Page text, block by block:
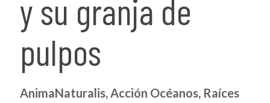
y su granja de
pulpos
AnimaNaturalis, Acción Océanos, Raíces